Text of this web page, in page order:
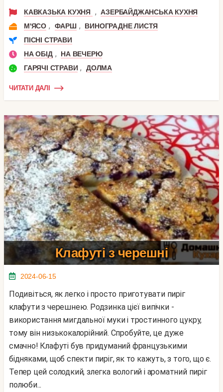
КАВКАЗЬКА КУХНЯ , АЗЕРБАЙДЖАНСЬКА КУХНЯ
М'ЯСО , ФАРШ ,
ВИНОГРАДНЕ ЛИСТЯ
ПІСНІ СТРАВИ
НА ОБІД ,
НА ВЕЧЕРЮ
ГАРЯЧІ СТРАВИ , ДОЛМА
ЧИТАТИ ДАЛІ
Клафуті з черешні
2024-06-15
Подивіться, як легко і просто приготувати пиріг
клафути з черешнею. Родзинка цієї випічки -
використання мигдальної муки і тростинного цукру,
тому він низькокалорійний. Спробуйте, це дуже
смачно! Клафуті був придуманий французькими
бідняками, щоб спекти пиріг, як то кажуть, з того, що є.
Тепер цей солодкий, злегка вологий і ароматний пиріг
полюби...